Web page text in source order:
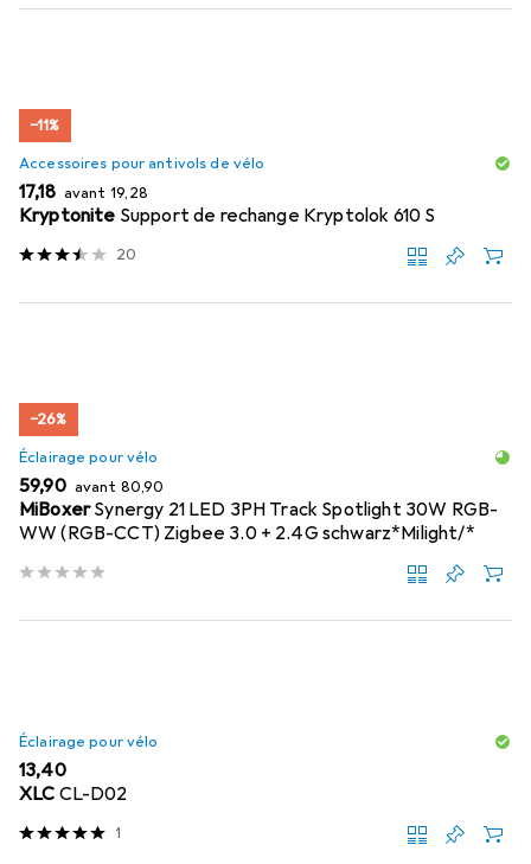
−11%
Accessoires pour antivols de vélo
EUR
17,18 avant EUR
19,28
Kryptonite Support de rechange Kryptolok 610 S
20
−26%
Éclairage pour vélo
EUR
59,90 avant EUR
80,90
MiBoxerSynergy 21 LED 3PH Track Spotlight 30W RGB-
WW (RGB-CCT) Zigbee 3.0 + 2.4G schwarz*Milight/*
Éclairage pour vélo
EUR
13,40
XLC CL-D02
1